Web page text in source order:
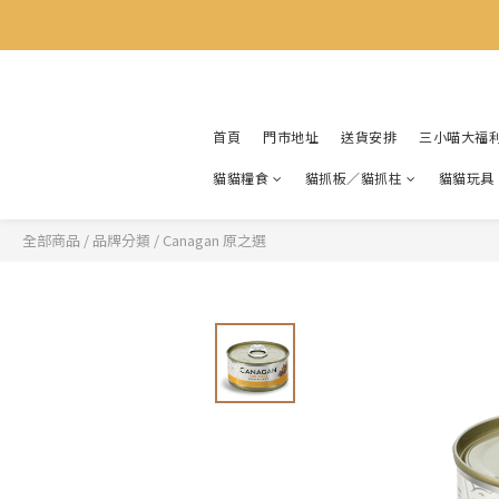
首頁 門市地址 送貨安排 三小喵大福
貓貓糧食 貓抓板／貓抓柱 貓貓玩具
全部商品 / 品牌分類 / Canagan 原之選